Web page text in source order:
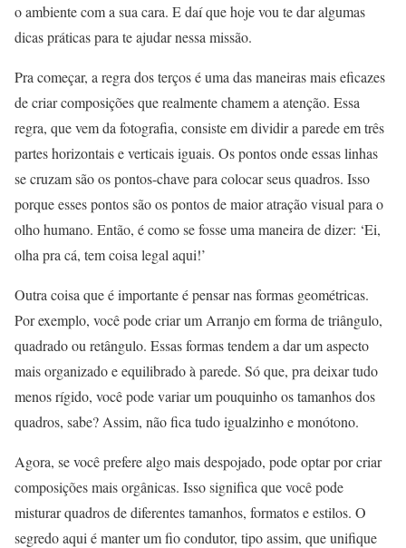
o ambiente com a sua cara. E daí que hoje vou te dar algumas
dicas práticas para te ajudar nessa missão.
Pra começar, a regra dos terços é uma das maneiras mais eficazes
de criar composições que realmente chamem a atenção. Essa
regra, que vem da fotografia, consiste em dividir a parede em três
partes horizontais e verticais iguais. Os pontos onde essas linhas
se cruzam são os pontos-chave para colocar seus quadros. Isso
porque esses pontos são os pontos de maior atração visual para o
olho humano. Então, é como se fosse uma maneira de dizer: ‘Ei,
olha pra cá, tem coisa legal aqui!’
Outra coisa que é importante é pensar nas formas geométricas.
Por exemplo, você pode criar um Arranjo em forma de triângulo,
quadrado ou retângulo. Essas formas tendem a dar um aspecto
mais organizado e equilibrado à parede. Só que, pra deixar tudo
menos rígido, você pode variar um pouquinho os tamanhos dos
quadros, sabe? Assim, não fica tudo igualzinho e monótono.
Agora, se você prefere algo mais despojado, pode optar por criar
composições mais orgânicas. Isso significa que você pode
misturar quadros de diferentes tamanhos, formatos e estilos. O
segredo aqui é manter um fio condutor, tipo assim, que unifique